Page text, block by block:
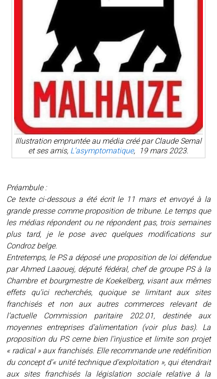
Illustration empruntée au média créé par Claude Semal
et ses amis, L’asymptomatique, 19 mars 2023.
Préambule :
Ce texte ci-dessous a été écrit le 11 mars et envoyé à la
grande presse comme proposition de tribune. Le temps que
les médias répondent ou ne répondent pas, trois semaines
plus tard, je le pose avec quelques modifications sur
Condroz belge.
Entretemps, le PS a déposé une proposition de loi défendue
par Ahmed Laaouej, député fédéral, chef de groupe PS à la
Chambre et bourgmestre de Koekelberg, visant aux mêmes
effets qu’ici recherchés, quoique se limitant aux sites
franchisés et non aux autres commerces relevant de
l’actuelle Commission paritaire 202.01, destinée aux
moyennes entreprises d’alimentation (voir plus bas). La
proposition du PS cerne bien l’injustice et limite son projet
« radical » aux franchisés. Elle recommande une redéfinition
du concept d’« unité technique d’exploitation », qui étendrait
aux sites franchisés la législation sociale relative à la